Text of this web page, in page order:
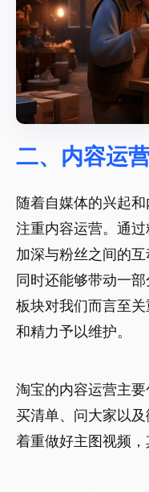
二、内容运
随着自媒体的兴起
注重内容运营。通
加深与粉丝之间的
同时还能够带动一
板块对我们而言至
和精力予以维护。
淘宝的内容运营主
买清单、问大家以
着重做好主图视频，